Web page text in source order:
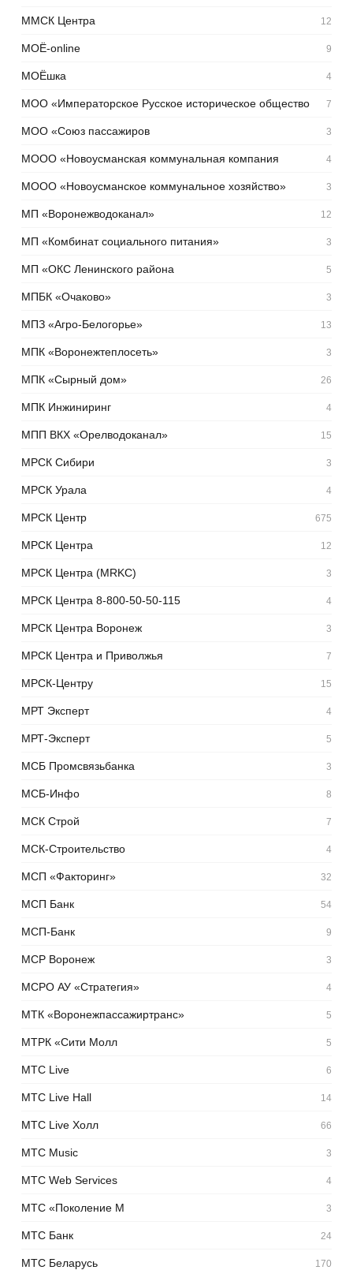
ММСК Центра 12
МОЁ-online 9
МОЁшка 4
МОО «Императорское Русское историческое общество 7
МОО «Союз пассажиров 3
МООО «Новоусманская коммунальная компания 4
МООО «Новоусманское коммунальное хозяйство» 3
МП «Воронежводоканал» 12
МП «Комбинат социального питания» 3
МП «ОКС Ленинского района 5
МПБК «Очаково» 3
МПЗ «Агро-Белогорье» 13
МПК «Воронежтеплосеть» 3
МПК «Сырный дом» 26
МПК Инжиниринг 4
МПП ВКХ «Орелводоканал» 15
МРСК Сибири 3
МРСК Урала 4
МРСК Центр 675
МРСК Центра 12
МРСК Центра (MRKC) 3
МРСК Центра 8-800-50-50-115 4
МРСК Центра Воронеж 3
МРСК Центра и Приволжья 7
МРСК-Центру 15
МРТ Эксперт 4
МРТ-Эксперт 5
МСБ Промсвязьбанка 3
МСБ-Инфо 8
МСК Строй 7
МСК-Строительство 4
МСП «Факторинг» 32
МСП Банк 54
МСП-Банк 9
МСР Воронеж 3
МСРО АУ «Стратегия» 4
МТК «Воронежпассажиртранс» 5
МТРК «Сити Молл 5
МТС Live 6
МТС Live Hall 14
МТС Live Холл 66
МТС Music 3
МТС Web Services 4
МТС «Поколение М 3
МТС Банк 24
МТС Беларусь 170